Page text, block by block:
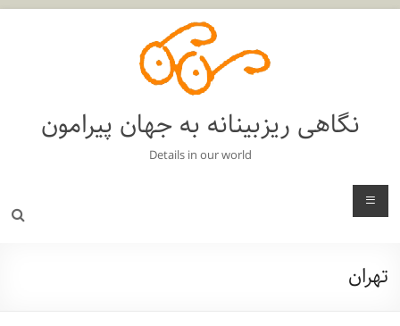
نگاهی ریزبینانه به جهان پیرامون
Details in our world
منو
تهران